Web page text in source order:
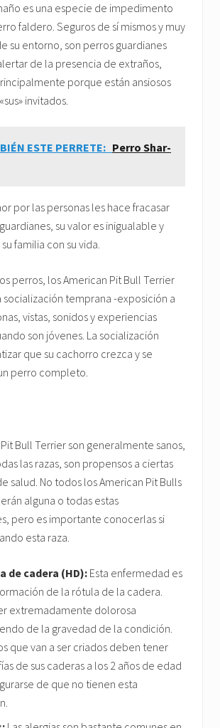
es una especie de impedimento
faldero. Seguros de sí mismos y muy
su entorno, son perros guardianes
de la presencia de extraños,
porque están ansiosos
invitados.
ESTE PERRETE: Perro Shar-
por las personas les hace fracasar
su valor es inigualable y
familia con su vida.
perros, los American Pit Bull Terrier
socialización temprana -exposición a
vistas, sonidos y experiencias
son jóvenes. La socialización
que su cachorro crezca y se
perro completo.
Bull Terrier son generalmente sanos,
las razas, son propensos a ciertas
salud. No todos los American Pit Bulls
alguna o todas estas
pero es importante conocerlas si
esta raza.
de cadera (HD): Esta enfermedad es
de la rótula de la cadera.
extremadamente dolorosa
de la gravedad de la condición.
que van a ser criados deben tener
de sus caderas a los 2 años de edad
de que no tienen esta